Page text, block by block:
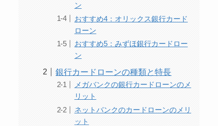
ン
おすすめ4：オリックス銀行カード
ローン
おすすめ5：みずほ銀行カードロー
ン
銀行カードローンの種類と特長
メガバンクの銀行カードローンのメ
リット
ネットバンクのカードローンのメリ
ット